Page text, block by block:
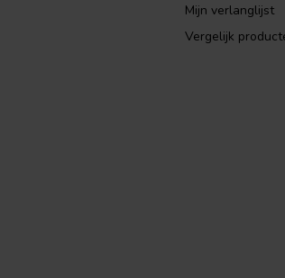
Mijn verlanglijst
Vergelijk